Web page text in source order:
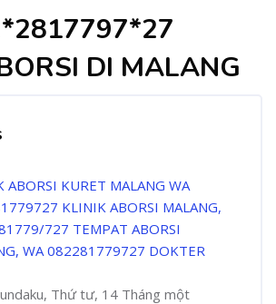
DI MALANG
ABORSI KURET MALANG WA
KLINIK ABORSI MALANG,
727 TEMPAT ABORSI
WA 082281779727 DOKTER
Thứ tư, 14 Tháng một